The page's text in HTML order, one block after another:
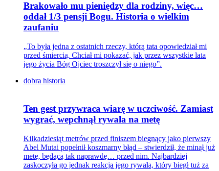
Brakowało mu pieniędzy dla rodziny, więc…
oddał 1/3 pensji Bogu. Historia o wielkim
zaufaniu
„To była jedna z ostatnich rzeczy, którą tata opowiedział mi
przed śmiercią. Chciał mi pokazać, jak przez wszystkie lata
jego życia Bóg Ojciec troszczył się o niego”.
dobra historia
Ten gest przywraca wiarę w uczciwość. Zamiast
wygrać, wepchnął rywala na metę
Kilkadziesiąt metrów przed finiszem biegnący jako pierwszy
Abel Mutai popełnił koszmarny błąd – stwierdził, że minął już
metę, będącą tak naprawdę… przed nim. Najbardziej
zaskoczyła go jednak reakcja jego rywala, który biegł tuż za